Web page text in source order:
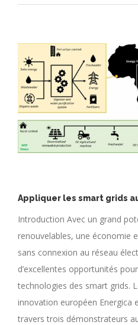
Appliquer les smart grids
Introduction Avec un grand
renouvelables, une économie
sans connexion au réseau
d’excellentes opportunités
technologies des smart grids.
innovation européen Energica
travers trois démonstrateurs